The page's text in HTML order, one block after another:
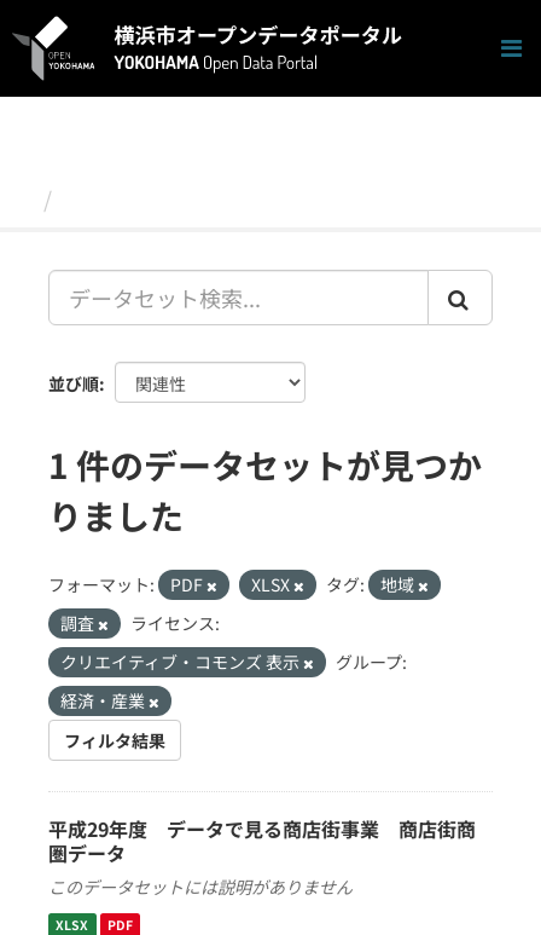
キ
並び順
1 件のデータセットが見つか
りました
フォーマット: PDF XLSX タグ:
地域
調査
ライセンス:
クリエイティブ・コモンズ 表示
グループ:
経済・産業
フィルタ結果
平成29年度 データで見る商店街事業 商店街商
圏データ
このデータセットには説明がありません
XLSX PDF